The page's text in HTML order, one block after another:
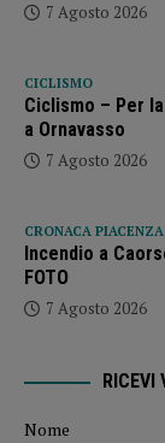
7 Agosto 2026
CICLISMO
Ciclismo – Per
a Ornavasso
7 Agosto 2026
CRONACA PIACENZA
Incendio a
FOTO
7 Agosto 2026
Nome